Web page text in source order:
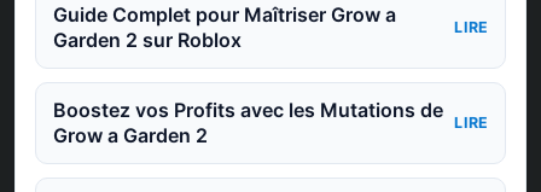
Guide Complet pour Maîtriser Grow a
Garden 2 sur Roblox
LIRE
Boostez vos Profits avec les Mutations de
Grow a Garden 2
LIRE